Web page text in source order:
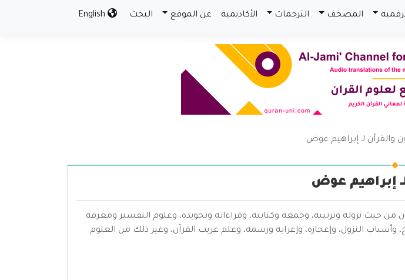
المصحف الترجمات الأكاديمية عن الموقع البحث
والقرآن لـ إبراهيم عوض
إبراهيم عوض
من حيث نزوله وترتيبه، وجمعه وكتابته، وقراءاته وتجويده، وعلوم التفسير ومعرفة
النزول، وإعجازه، وإعرابه ورسمه، وعلم غريب القرآن، وغير ذلك من العلوم